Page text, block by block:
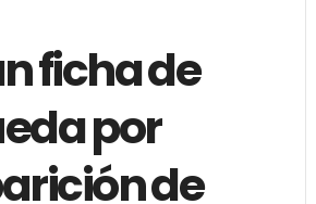
ficha de
por
de